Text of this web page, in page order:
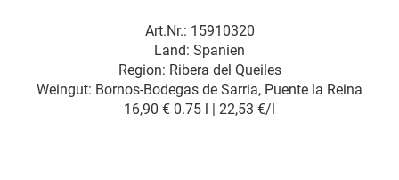
Art.Nr.: 15910320
Region: Ribera del Queiles
Weingut: Bornos-Bodegas de Sarria, Puente la Reina
Land: Spanien
16,90 € 0.75 l | 22,53 €/l